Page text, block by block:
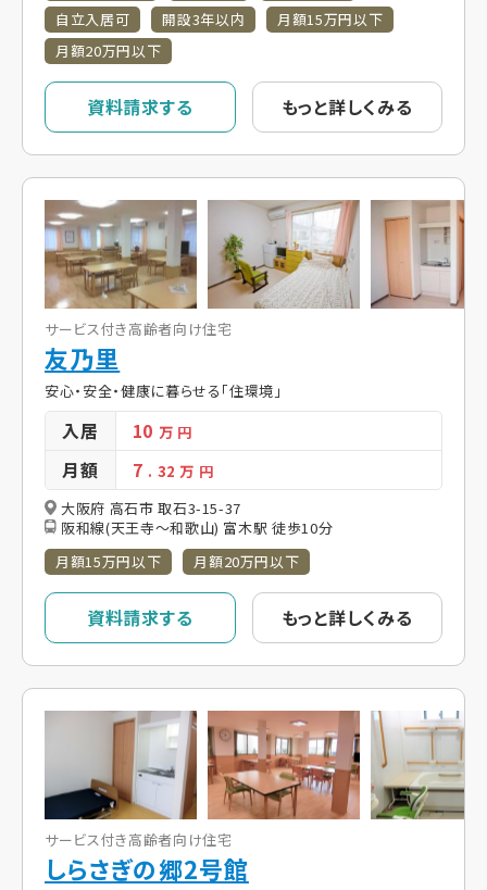
自立入居可
開設3年以内
月額15万円以下
月額20万円以下
資料請求する もっと詳しくみる
サービス付き高齢者向け住宅
友乃里
安心・安全・健康に暮らせる「住環境」
入居 10万 円
月額 7 . 32万 円
大阪府 高石市 取石3-15-37
阪和線(天王寺～和歌山) 富木駅 徒歩10分
月額15万円以下
月額20万円以下
資料請求する もっと詳しくみる
サービス付き高齢者向け住宅
しらさぎの郷2号館